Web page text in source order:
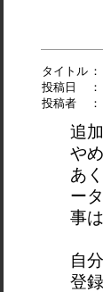
タイトル ：
投稿日
投稿者
：
追
や
あ
ー
事
自
登